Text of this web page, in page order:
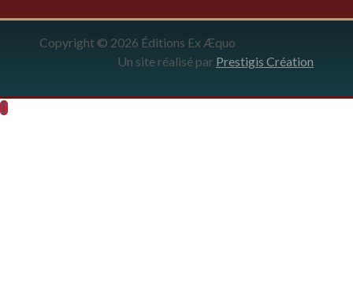
Copyright © 2026 Éditions Ex Æquo
Un site réalisé par Prestigis Création